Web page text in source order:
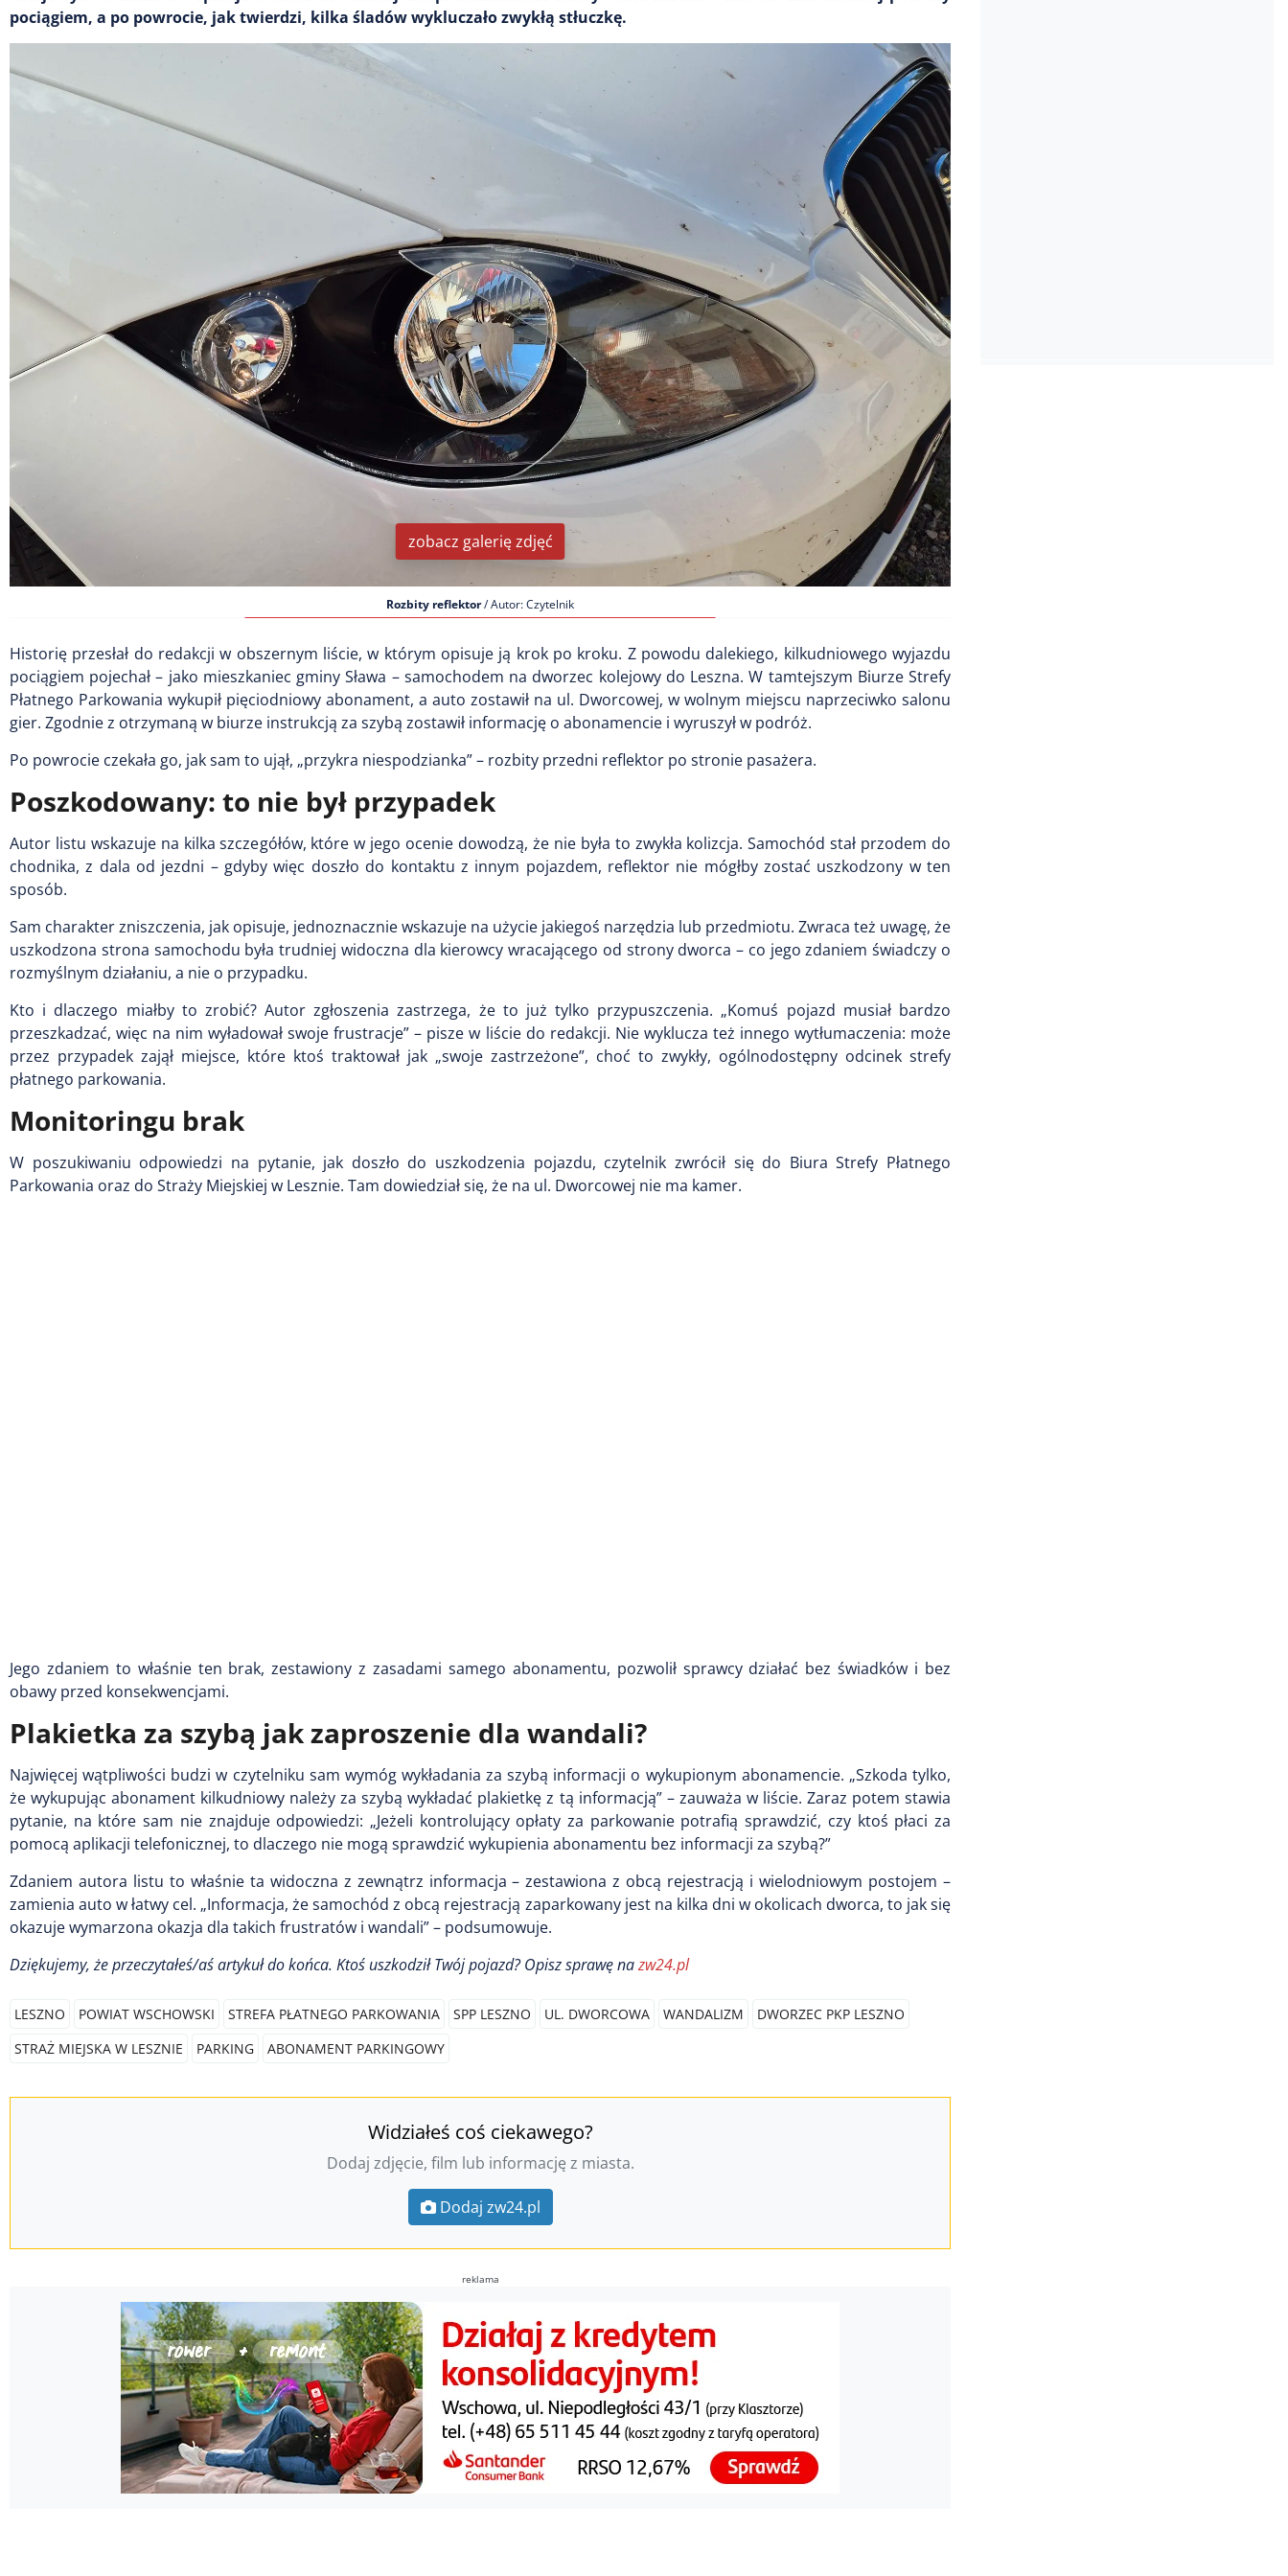
pociągiem, a po powrocie, jak twierdzi, kilka śladów wykluczało zwykłą stłuczkę.
zobacz galerię zdjęć
Rozbity reflektor/ Autor: Czytelnik
Historię przesłał do redakcji w obszernym liście, w którym opisuje ją krok po kroku. Z powodu dalekiego, kilkudniowego wyjazdu
pociągiem pojechał – jako mieszkaniec gminy Sława – samochodem na dworzec kolejowy do Leszna. W tamtejszym Biurze Strefy
Płatnego Parkowania wykupił pięciodniowy abonament, a auto zostawił na ul. Dworcowej, w wolnym miejscu naprzeciwko salonu
gier. Zgodnie z otrzymaną w biurze instrukcją za szybą zostawił informację o abonamencie i wyruszył w podróż.
Po powrocie czekała go, jak sam to ujął, „przykra niespodzianka” – rozbity przedni reflektor po stronie pasażera.
Poszkodowany: to nie był przypadek
Autor listu wskazuje na kilka szczegółów, które w jego ocenie dowodzą, że nie była to zwykła kolizcja. Samochód stał przodem do
chodnika, z dala od jezdni – gdyby więc doszło do kontaktu z innym pojazdem, reflektor nie mógłby zostać uszkodzony w ten
sposób.
Sam charakter zniszczenia, jak opisuje, jednoznacznie wskazuje na użycie jakiegoś narzędzia lub przedmiotu. Zwraca też uwagę, że
uszkodzona strona samochodu była trudniej widoczna dla kierowcy wracającego od strony dworca – co jego zdaniem świadczy o
rozmyślnym działaniu, a nie o przypadku.
Kto i dlaczego miałby to zrobić? Autor zgłoszenia zastrzega, że to już tylko przypuszczenia. „Komuś pojazd musiał bardzo
przeszkadzać, więc na nim wyładował swoje frustracje” – pisze w liście do redakcji. Nie wyklucza też innego wytłumaczenia: może
przez przypadek zajął miejsce, które ktoś traktował jak „swoje zastrzeżone”, choć to zwykły, ogólnodostępny odcinek strefy
płatnego parkowania.
Monitoringu brak
W poszukiwaniu odpowiedzi na pytanie, jak doszło do uszkodzenia pojazdu, czytelnik zwrócił się do Biura Strefy Płatnego
Parkowania oraz do Straży Miejskiej w Lesznie. Tam dowiedział się, że na ul. Dworcowej nie ma kamer.
Jego zdaniem to właśnie ten brak, zestawiony z zasadami samego abonamentu, pozwolił sprawcy działać bez świadków i bez
obawy przed konsekwencjami.
Plakietka za szybą jak zaproszenie dla wandali?
Najwięcej wątpliwości budzi w czytelniku sam wymóg wykładania za szybą informacji o wykupionym abonamencie. „Szkoda tylko,
że wykupując abonament kilkudniowy należy za szybą wykładać plakietkę z tą informacją” – zauważa w liście. Zaraz potem stawia
pytanie, na które sam nie znajduje odpowiedzi: „Jeżeli kontrolujący opłaty za parkowanie potrafią sprawdzić, czy ktoś płaci za
pomocą aplikacji telefonicznej, to dlaczego nie mogą sprawdzić wykupienia abonamentu bez informacji za szybą?”
Zdaniem autora listu to właśnie ta widoczna z zewnątrz informacja – zestawiona z obcą rejestracją i wielodniowym postojem –
zamienia auto w łatwy cel. „Informacja, że samochód z obcą rejestracją zaparkowany jest na kilka dni w okolicach dworca, to jak się
okazuje wymarzona okazja dla takich frustratów i wandali” – podsumowuje.
Dziękujemy, że przeczytałeś/aś artykuł do końca. Ktoś uszkodził Twój pojazd? Opisz sprawę nazw24.pl
LESZNO POWIAT WSCHOWSKI STREFA PŁATNEGO PARKOWANIA SPP LESZNO UL. DWORCOWA WANDALIZM
DWORZEC PKP LESZNO
STRAŻ MIEJSKA W LESZNIE
PARKING ABONAMENT PARKINGOWY
Widziałeś coś ciekawego?
Dodaj zdjęcie, film lub informację z miasta.
Dodaj zw24.pl
reklama